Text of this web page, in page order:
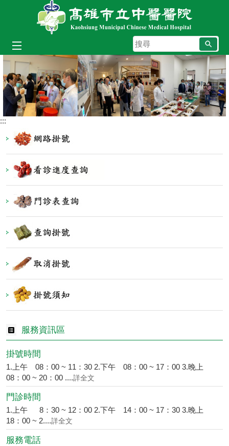
跳到主要內容區塊
搜
尋
:::
服務資訊區
掛號時間
1.上午 08：00 ~ 11：30 2.下午 08：00 ~ 17：00 3.晚上
08：00 ~ 20：00 ....詳全文
門診時間
1.上午 8：30 ~ 12：00 2.下午 14：00 ~ 17：30 3.晚上
18：00 ~ 2....詳全文
服務電話